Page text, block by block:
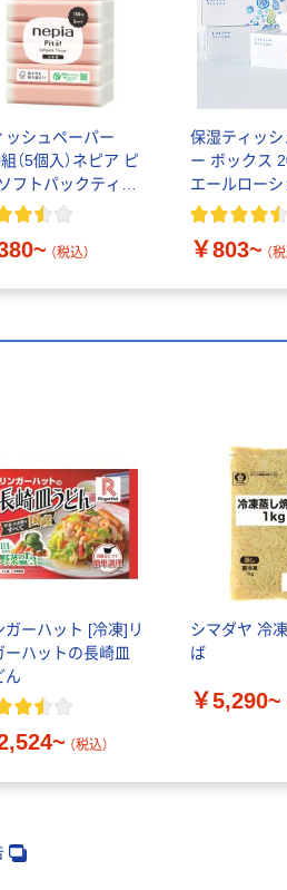
ッシュペーパー
（5個入）ネピア ピ
ソフトパックティシ
子ネピア
（税込）
保湿ティッ
ー ボックス
エールローシ
ッシュ 大王製
￥803~ （
ガーハット [冷凍]リ
ーハットの長崎皿
ん
（税込）
シマダヤ 冷
ば
￥5,290~